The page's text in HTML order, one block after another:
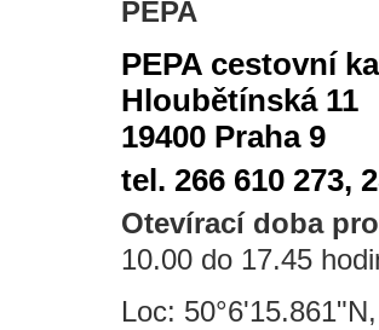
PEPA
PEPA cestovní
Hloubětínská 11
19400 Praha 9
tel. 266 610 273,
Otevírací doba
10.00 do 17.45
Loc: